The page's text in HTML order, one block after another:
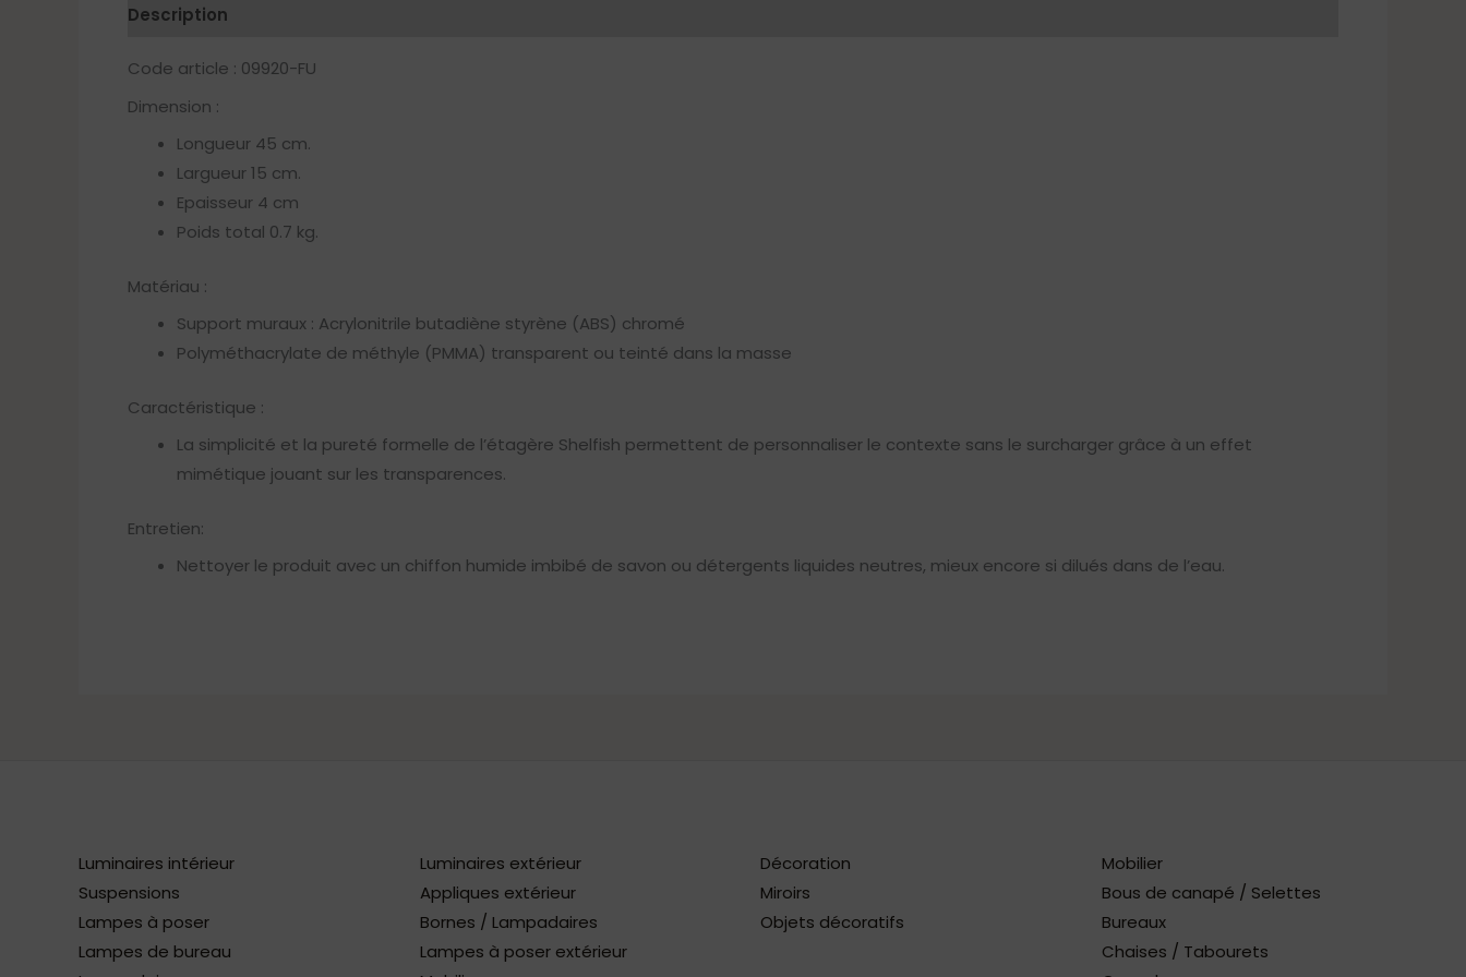
Description
Code article : 09920-FU
Dimension :
Longueur 45 cm.
Largueur 15 cm.
Epaisseur 4 cm
Poids total 0.7 kg.
Matériau :
Support muraux : Acrylonitrile butadiène styrène (ABS) chromé
Polyméthacrylate de méthyle (PMMA) transparent ou teinté dans la masse
Caractéristique :
La simplicité et la pureté formelle de l’étagère Shelfish permettent de personnaliser le contexte sans le surcharger grâce à un effet
mimétique jouant sur les transparences.
Entretien:
Nettoyer le produit avec un chiffon humide imbibé de savon ou détergents liquides neutres, mieux encore si dilués dans de l’eau.
Luminaires intérieur
Suspensions
Lampes à poser
Lampes de bureau
Luminaires extérieur
Appliques extérieur
Bornes / Lampadaires
Lampes à poser extérieur
Décoration
Miroirs
Objets décoratifs
Mobilier
Bous de canapé / Selettes
Bureaux
Chaises / Tabourets